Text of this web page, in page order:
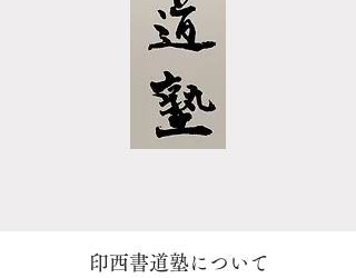
印西書道塾について